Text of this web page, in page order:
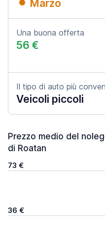
Marzo
Una buona offerta
56 €
Il tipo di auto più
Veicoli piccoli
Prezzo medio del
di Roatan
73 €
36 €